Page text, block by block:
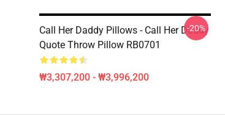
Call Her Daddy Pillows - Call Her Daddy
Quote Throw Pillow RB0701
₩3,307,200 - ₩3,996,200
-20%